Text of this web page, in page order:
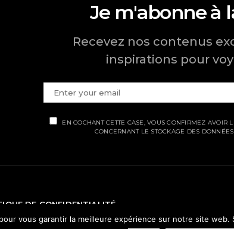
Je m'abonne à
Recevez nos contenus
inspirations pour
EN COCHANT CETTE CASE, VOUS CONFIRMEZ AVOIR
CONCERNANT LE STOCKAGE DES
DE CONFIDENTIALITÉ
vous garantir la meilleure expérience sur notre site